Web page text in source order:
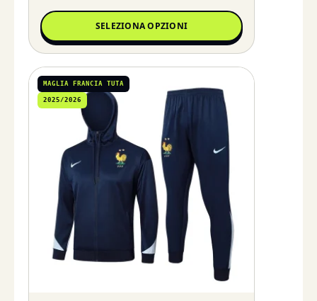
SELEZIONA OPZIONI
MAGLIA FRANCIA TUTA
2025/2026